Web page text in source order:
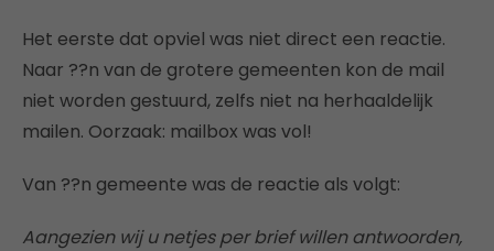
Het eerste dat opviel was niet direct een reactie.
Naar ??n van de grotere gemeenten kon de mail
niet worden gestuurd, zelfs niet na herhaaldelijk
mailen. Oorzaak: mailbox was vol!
Van ??n gemeente was de reactie als volgt:
Aangezien wij u netjes per brief willen antwoorden,